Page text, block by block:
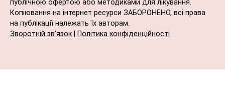
публічною офертою або методиками для лікування.
Копіювання на інтернет ресурси ЗАБОРОНЕНО, всі права
на публікації належать їх авторам.
Зворотній зв’язок
Політика конфіденційності